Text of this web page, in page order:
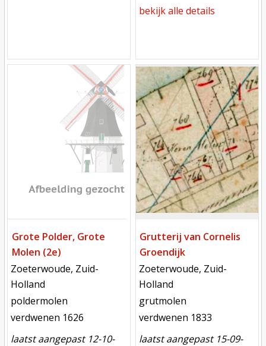
bekijk alle details
Grote Polder, Grote
Molen (2e)
locatie
Zoeterwoude, Zuid-
Holland
functie
poldermolen
verdwenen
verdwenen 1626
laatst aangepast 12-10-
Mill
Grutterij van Cornelis
Groendijk
locatie
Zoeterwoude, Zuid-
Holland
functie
grutmolen
verdwenen
verdwenen 1833
laatst aangepast 15-09-